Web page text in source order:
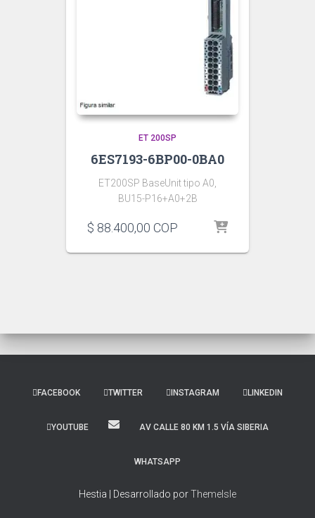
ET 200SP
6ES7193-6BP00-0BA0
ET200SP BaseUnit tipo A0,
BU15-P16+A0+2B
$ 88.400,00 COP
FACEBOOK TWITTER INSTAGRAM LINKEDIN
YOUTUBE AV CALLE 80 KM 1.5 VÍA SIBERIA
WHATSAPP
Hestia | Desarrollado porThemeIsle